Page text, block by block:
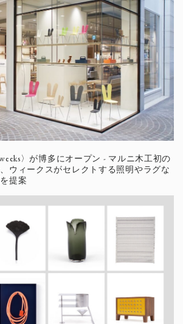
weeks〉が博多にオープン - マルニ木工初の
ウィークスがセレクトする照明やラグな
提案